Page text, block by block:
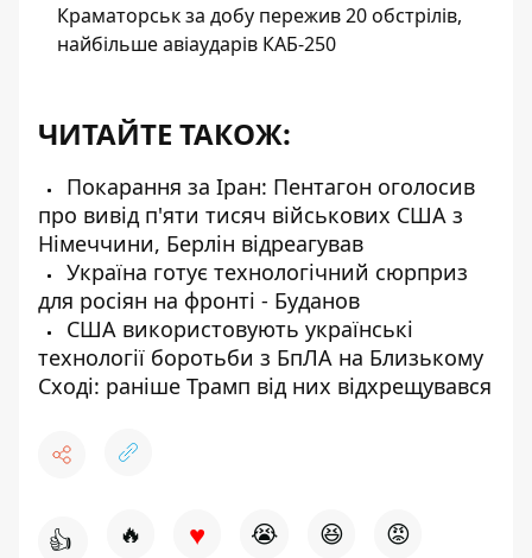
Краматорськ за добу пережив 20 обстрілів,
найбільше авіаударів КАБ-250
ЧИТАЙТЕ ТАКОЖ:
Покарання за Іран: Пентагон оголосив
про вивід п'яти тисяч військових США з
Німеччини, Берлін відреагував
Україна готує технологічний сюрприз
для росіян на фронті - Буданов
США використовують українські
технології боротьби з БпЛА на Близькому
Сході: раніше Трамп від них відхрещувався
👍 🔥 ♥ 😭 😆 😡